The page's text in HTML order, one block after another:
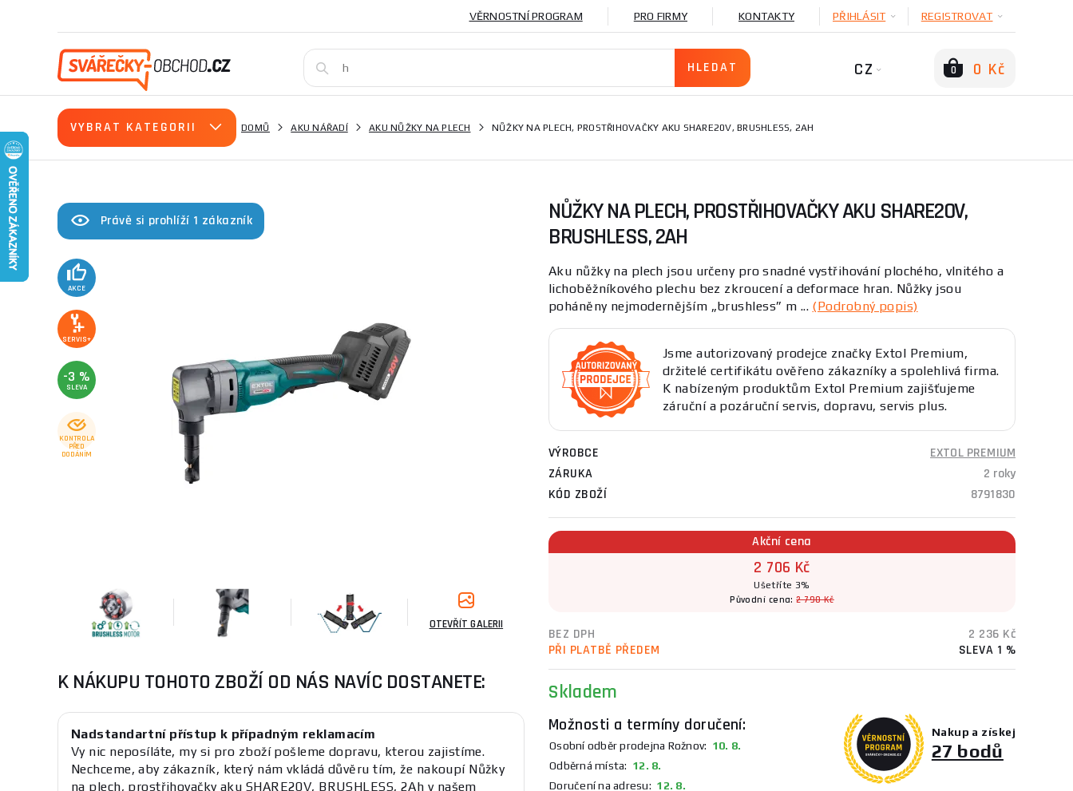
VĚRNOSTNÍ PROGRAM PRO FIRMY KONTAKTY PŘIHLÁSIT REGISTROVAT
CZ 0 0 Kč
VYBRAT KATEGORII DOMŮ AKU NÁŘADÍ AKU NŮŽKY NA PLECH NŮŽKY NA PLECH, PROSTŘIHOVAČKY AKU SHARE20V, BRUSHLESS, 2AH
Právě si prohlíží 1 zákazník
AKCE
SERVIS+
-3 %
SLEVA
KONTROLA
PŘED
DODÁNÍM
OTEVŘÍT GALERII
K NÁKUPU TOHOTO ZBOŽÍ OD NÁS NAVÍC DOSTANETE:
Nadstandartní přístup k případným reklamacím
Vy nic neposíláte, my si pro zboží pošleme dopravu, kterou zajistíme.
Nechceme, aby zákazník, který nám vkládá důvěru tím, že nakoupí Nůžky
na plech, prostřihovačky aku SHARE20V, BRUSHLESS, 2Ah v našem
NŮŽKY NA PLECH, PROSTŘIHOVAČKY AKU SHARE20V,
BRUSHLESS, 2AH
Aku nůžky na plech jsou určeny pro snadné vystřihování plochého, vlnitého a
lichoběžníkového plechu bez zkroucení a deformace hran. Nůžky jsou
poháněny nejmodernějším „brushless” m ... (Podrobný popis)
Jsme autorizovaný prodejce značky Extol Premium,
držitelé certifikátu ověřeno zákazníky a spolehlivá firma.
K nabízeným produktům Extol Premium zajišťujeme
záruční a pozáruční servis, dopravu, servis plus.
VÝROBCE
EXTOL PREMIUM
ZÁRUKA
2 roky
KÓD ZBOŽÍ
8791830
Akční cena
2 706 Kč
Ušetříte 3%
Původní cena:2 790 Kč
BEZ DPH
2 236 Kč
PŘI PLATBĚ PŘEDEM
SLEVA 1 %
Skladem
Možnosti a termíny doručení:
Osobní odběr prodejna Rožnov: 10. 8.
Odběrná místa: 12. 8.
Doručení na adresu: 12. 8.
Nakup a získej
27 bodů